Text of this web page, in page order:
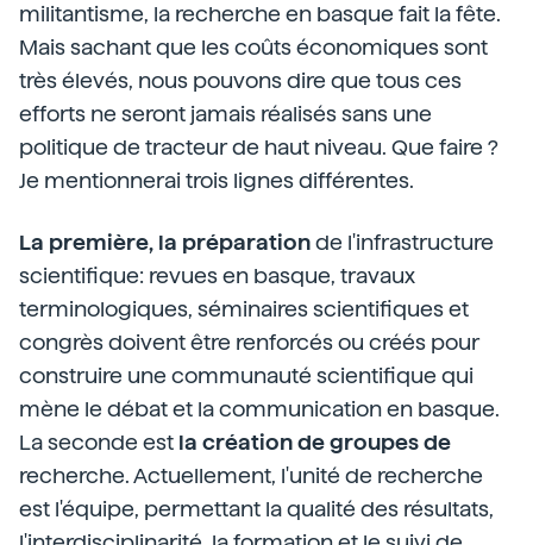
militantisme, la recherche en basque fait la fête.
Mais sachant que les coûts économiques sont
très élevés, nous pouvons dire que tous ces
efforts ne seront jamais réalisés sans une
politique de tracteur de haut niveau. Que faire ?
Je mentionnerai trois lignes différentes.
La première, la préparationde l'infrastructure
scientifique: revues en basque, travaux
terminologiques, séminaires scientifiques et
congrès doivent être renforcés ou créés pour
construire une communauté scientifique qui
mène le débat et la communication en basque.
La seconde est la création de groupes de
recherche. Actuellement, l'unité de recherche
est l'équipe, permettant la qualité des résultats,